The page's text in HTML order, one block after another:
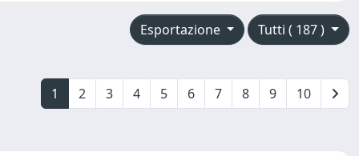
Tutti ( 187 )
Esportazione
1 2 3 4 5 6 7 8 9 10